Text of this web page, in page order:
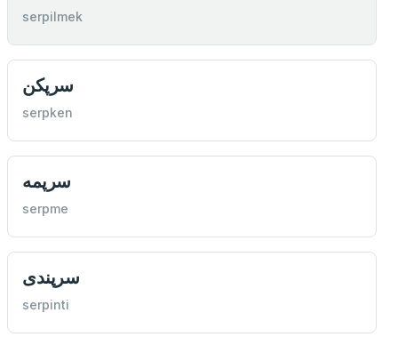
serpilmek
سرپكن
serpken
سرپمه
serpme
سرپندی
serpinti